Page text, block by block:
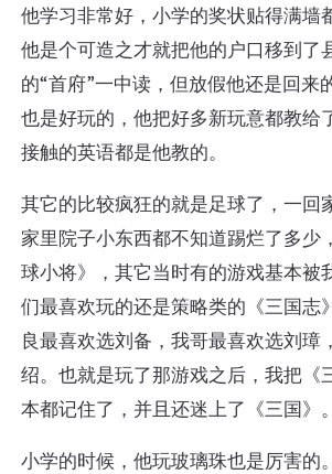
他学习非常好，小学的奖状贴得满墙
他是个可造之才就把他的户口移到了
的“首府”一中读，但放假他还是回来
也是好玩的，他把好多新玩意都教给
接触的英语都是他教的。
其它的比较疯狂的就是足球了，一回
家里院子小东西都不知道踢烂了多少
球小将》，其它当时有的游戏基本被
们最喜欢玩的还是策略类的《三国志
良最喜欢选刘备，我哥最喜欢选刘璋
绍。也就是玩了那游戏之后，我把《
本都记住了，并且还迷上了《三国》。
小学的时候，他玩玻璃珠也是厉害的